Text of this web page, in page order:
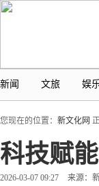
新闻 文旅 娱
您现在的位置： 新文化网
科技赋
2026-03-07 09:27 来源：